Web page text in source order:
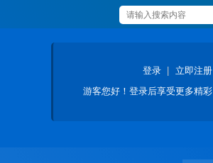
登录
立即注册
游客您好！登录后享受更多精彩